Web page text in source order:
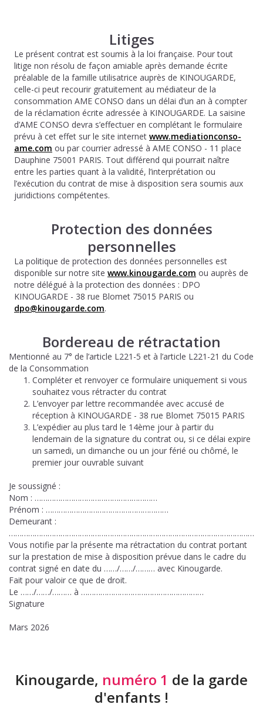
Litiges
Le présent contrat est soumis à la loi française. Pour tout
litige non résolu de façon amiable après demande écrite
préalable de la famille utilisatrice auprès de KINOUGARDE,
celle-ci peut recourir gratuitement au médiateur de la
consommation AME CONSO dans un délai d’un an à compter
de la réclamation écrite adressée à KINOUGARDE. La saisine
d’AME CONSO devra s’effectuer en complétant le formulaire
prévu à cet effet sur le site internet www.mediationconso-
ame.com ou par courrier adressé à AME CONSO - 11 place
Dauphine 75001 PARIS. Tout différend qui pourrait naître
entre les parties quant à la validité, l’interprétation ou
l’exécution du contrat de mise à disposition sera soumis aux
juridictions compétentes.
Protection des données
personnelles
La politique de protection des données personnelles est
disponible sur notre site www.kinougarde.com ou auprès de
notre délégué à la protection des données : DPO
KINOUGARDE - 38 rue Blomet 75015 PARIS ou
dpo@kinougarde.com.
Bordereau de rétractation
Mentionné au 7° de l’article L221-5 et à l’article L221-21 du Code
de la Consommation
Compléter et renvoyer ce formulaire uniquement si vous
souhaitez vous rétracter du contrat
L’envoyer par lettre recommandée avec accusé de
réception à KINOUGARDE - 38 rue Blomet 75015 PARIS
L’expédier au plus tard le 14ème jour à partir du
lendemain de la signature du contrat ou, si ce délai expire
un samedi, un dimanche ou un jour férié ou chômé, le
premier jour ouvrable suivant
Je soussigné :
Nom : …………………………………………………
Prénom : …………………………………………………
Demeurant :
……………………………………………………………………………………………………
Vous notifie par la présente ma rétractation du contrat portant
sur la prestation de mise à disposition prévue dans le cadre du
contrat signé en date du ……/……/……… avec Kinougarde.
Fait pour valoir ce que de droit.
Le ……/……/……… à …………………………………………………
Signature
Mars 2026
Kinougarde, numéro 1 de la garde
d'enfants !